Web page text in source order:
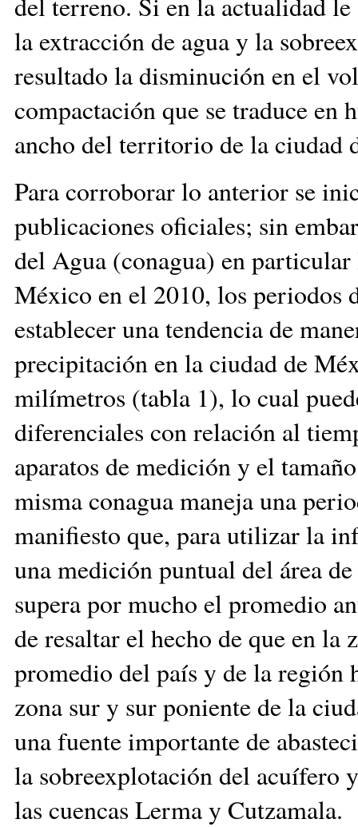
la extracción de agua y la
resultado la disminución en el
compactación que se traduce
ancho del territorio de la ciudad
Para corroborar lo anterior se
publicaciones oficiales; sin
del Agua (conagua) en
México en el 2010, los periodos
establecer una tendencia de
precipitación en la ciudad de
milímetros (tabla 1), lo cual
diferenciales con relación al
aparatos de medición y el
misma conagua maneja una
manifiesto que, para utilizar la
una medición puntual del área
supera por mucho el promedio
de resaltar el hecho de que en
promedio del país y de la
zona sur y sur poniente de la
una fuente importante de
la sobreexplotación del acuífero
las cuencas Lerma y Cutzamala.